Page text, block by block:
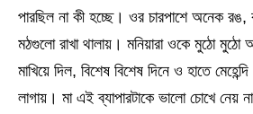
পারছিল না কী হচ্ছে। ওর চারপাশে অনেক রঙ,
মঠগুলো রাখা থালায়। মনিয়ারা ওকে মুঠো মুঠো
মাখিয়ে দিল, বিশেষ বিশেষ দিনে ও হাতে মেহেন্দি
লাগায়। মা এই ব্যাপারটাকে ভালো চোখে নেয়